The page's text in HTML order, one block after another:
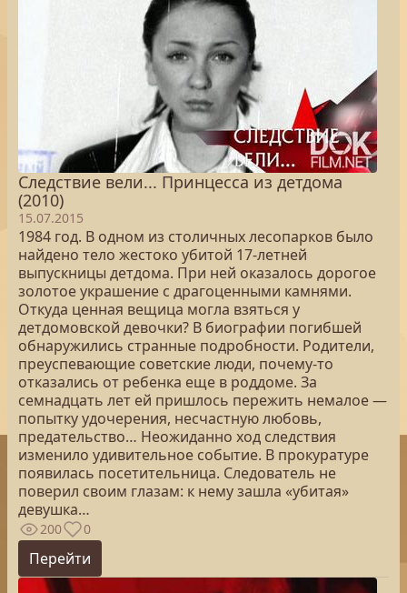
Следствие вели... Принцесса из детдома
(2010)
15.07.2015
1984 год. В одном из столичных лесопарков было
найдено тело жестоко убитой 17-летней
выпускницы детдома. При ней оказалось дорогое
золотое украшение с драгоценными камнями.
Откуда ценная вещица могла взяться у
детдомовской девочки? В биографии погибшей
обнаружились странные подробности. Родители,
преуспевающие советские люди, почему-то
отказались от ребенка еще в роддоме. За
семнадцать лет ей пришлось пережить немалое —
попытку удочерения, несчастную любовь,
предательство… Неожиданно ход следствия
изменило удивительное событие. В прокуратуре
появилась посетительница. Следователь не
поверил своим глазам: к нему зашла «убитая»
девушка…
200 0
Перейти